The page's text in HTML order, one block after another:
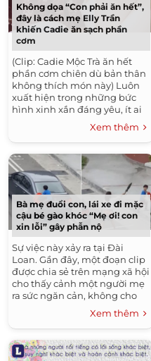
Không dọa “Con phải ăn hết”,
đây là cách mẹ Elly Trần
khiến Cadie ăn sạch phần
cơm
(Clip: Cadie Mộc Trà ăn hết
phần cơm chiên dù bản thân
không thích món này) Luôn
xuất hiện trong những bức
hình xinh xắn đáng yêu, ít ai
ngờ, Cadie Mộc Trà cũng là cô
Xem thêm
Bà mẹ đuổi con, lái xe đi mặc
cậu bé gào khóc “Mẹ ơi! con
xin lỗi” gây phẫn nộ
Sự việc này xảy ra tại Đài
Loan. Gần đây, một đoạn clip
được chia sẻ trên mạng xã hội
cho thấy cảnh một người mẹ
ra sức ngăn cản, không cho
chính con trai mình lên xe về
Xem thêm